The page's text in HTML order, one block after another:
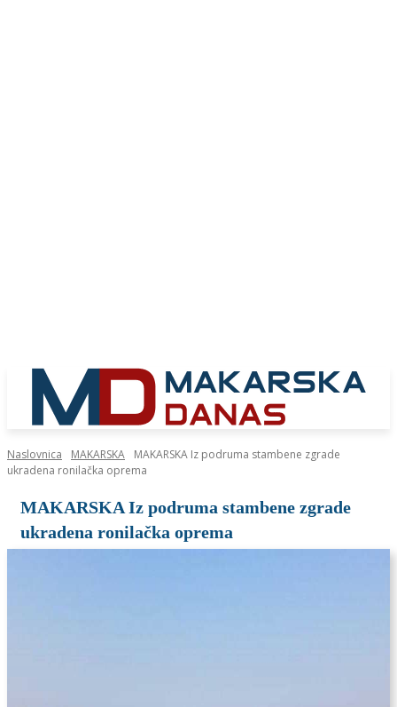
Naslovnica MAKARSKA
MAKARSKA Iz podruma stambene zgrade
ukradena ronilačka oprema
MAKARSKA Iz podruma stambene zgrade
ukradena ronilačka oprema